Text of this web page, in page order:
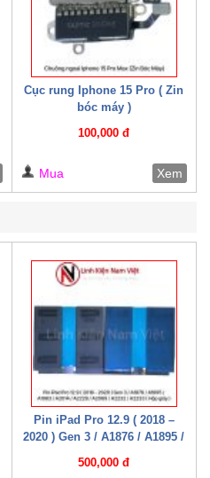
Cục rung Iphone 15 Pro ( Zin
bóc máy )
100,000 đ
Mua Xem
Pin iPad Pro 12.9 ( 2018 –
2020 ) Gen 3 / A1876 / A1895 /
/ A2232 / A2233 / A2043 ( Hộp
500,000 đ